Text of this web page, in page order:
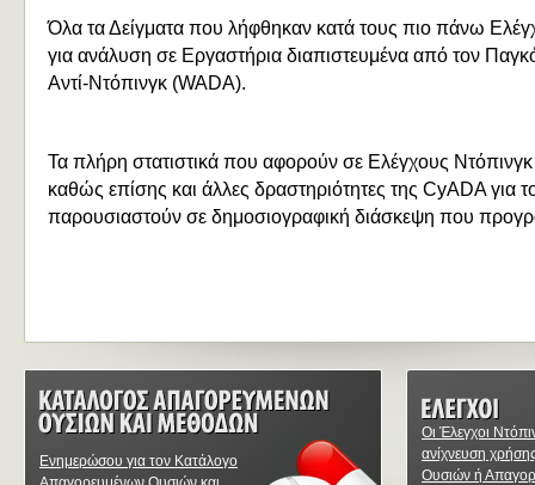
Όλα τα Δείγματα που λήφθηκαν κατά τους πιο πάνω
για ανάλυση σε Εργαστήρια διαπιστευμένα από τον
Αντί-Ντόπινγκ (WADA).
Τα πλήρη στατιστικά που αφορούν σε Ελέγχους
καθώς επίσης και άλλες δραστηριότητες της CyADA για
παρουσιαστούν σε δημοσιογραφική διάσκεψη που
Ενημερώσου για τον Κατάλογο
Οι Έλεγχοι
ανίχνευση
Ουσιών ή